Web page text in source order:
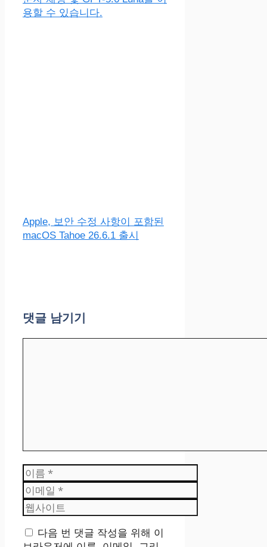
용할 수 있습니다.
Apple, 보안 수정 사항이 포함된
macOS Tahoe 26.6.1 출시
댓글 남기기
이
름
이
메
일
웹
사
이 다음 번 댓글 작성을 위해 이